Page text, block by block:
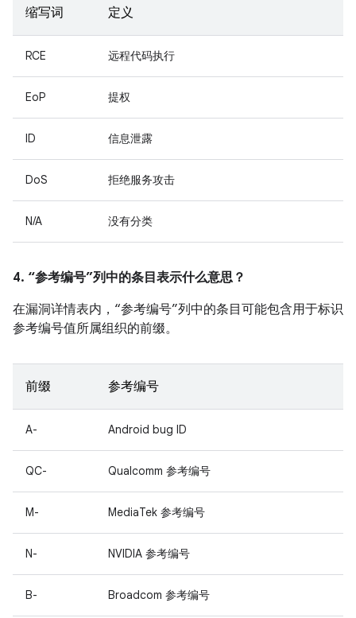
缩写词 定义
RCE 远程代码执行
EoP 提权
ID 信息泄露
DoS 拒绝服务攻击
N/A 没有分类
4. “参考编号”列中的条目表示什么意思？
在漏洞详情表内，“参考编号”列中的条目可能包含用于标识
参考编号值所属组织的前缀。
前缀 参考编号
A- Android bug ID
QC- Qualcomm 参考编号
M- MediaTek 参考编号
N- NVIDIA 参考编号
B- Broadcom 参考编号